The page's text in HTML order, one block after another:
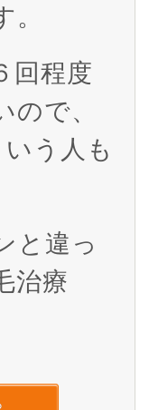
回程度
で、
う人も
と違っ
治療